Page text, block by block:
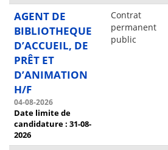
AGENT DE
BIBLIOTHEQUE
D’ACCUEIL, DE
PRÊT ET
D’ANIMATION
H/F
04-08-2026
Date limite de
candidature : 31-08-
2026
Contrat
permanent
public